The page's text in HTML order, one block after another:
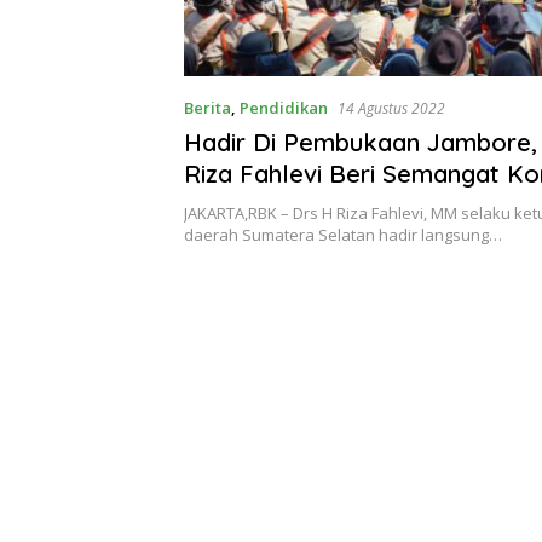
Berita, Pendidikan 14 Agustus 2022
Hadir Di Pembukaan Jambore,
Riza Fahlevi Beri Semangat
Sumsel
JAKARTA,RBK – Drs H Riza Fahlevi, MM selaku
daerah Sumatera Selatan hadir langsung…